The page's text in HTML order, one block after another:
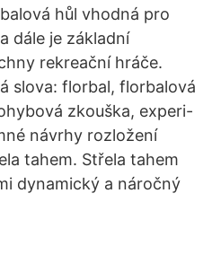
hůl vhodná pro
dále je základní
rekreační hráče.
slova: florbal, florbalová
zkouška, experi-
návrhy rozložení
tahem. Střela tahem
dynamický a náročný